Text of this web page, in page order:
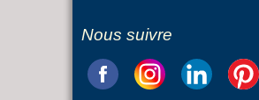
Nous suivre